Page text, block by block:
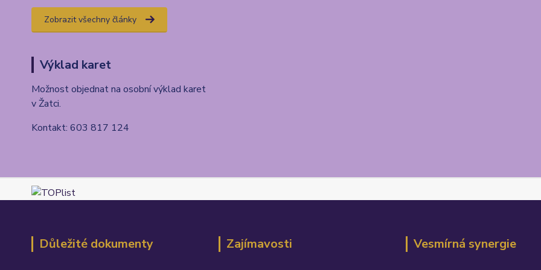
Zobrazit všechny články
Výklad karet
Možnost objednat na osobní výklad karet
v Žatci.
Kontakt: 603 817 124
Důležité dokumenty Zajímavosti Vesmírná synergie